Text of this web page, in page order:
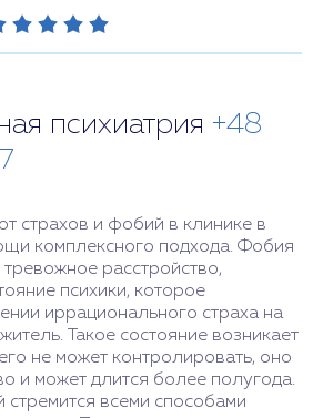
психиатрия +48
страхов и фобий в клинике в
комплексного подхода. Фобия
расстройство,
психики, которое
иррационального страха на
Такое состояние возникает
не может контролировать, оно
и может длится более полугода.
стремится всеми способами